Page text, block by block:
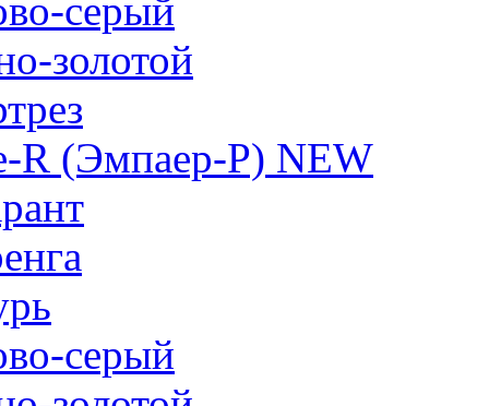
серый
золотой
R (Эмпаер-P) NEW
серый